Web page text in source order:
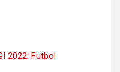
2022: Futbol